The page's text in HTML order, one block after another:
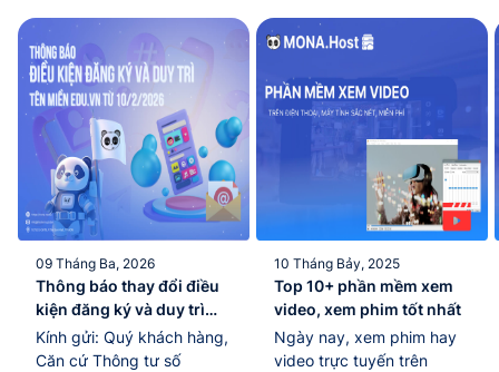
09 Tháng Ba, 2026
Thông báo thay đổi điều
kiện đăng ký và duy trì
tên miền “.edu.vn” kể từ
ngày 10/02/2026
Kính gửi: Quý khách hàng,
Căn cứ Thông tư số
10 Tháng Bảy, 2025
Top 10+ phần mềm xem
video, xem phim tốt nhất
Ngày nay, xem phim hay
video trực tuyến trên